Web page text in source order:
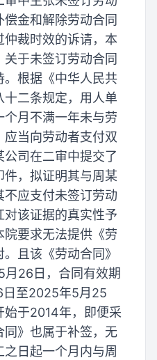
金和解除劳动合同
仲裁时效的诉请，本
于未签订劳动合同
。根据《中华人民共
二条规定，用人单
月不满一年未与劳
当向劳动者支付双
司在二审中提交了
，拟证明其与周某
应支付未签订劳动
该证据的真实性予
院要求无法提供《劳
且该《劳动合同》
26日，合同有效期
至2025年5月25
始于2014年，即便采
》也属于补签，无
日起一个月内与周